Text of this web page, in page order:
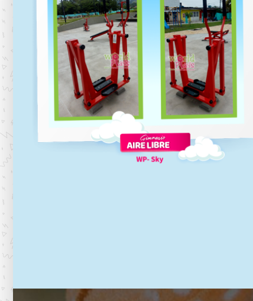
Gimnasios-aire-libre-bicicleta
Gimnasios al aire libre